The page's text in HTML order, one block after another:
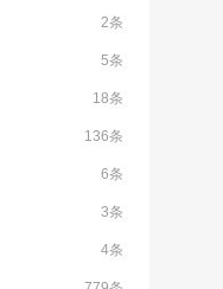
2条
5条
18条
136条
6条
3条
4条